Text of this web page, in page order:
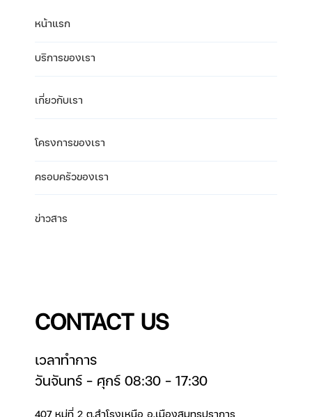
หน้าแรก
บริการของเรา
เกี่ยวกับเรา
โครงการของเรา
ครอบครัวของเรา
ข่าวสาร
CONTACT US
เวลาทำการ
วันจันทร์ – ศุกร์ 08:30 – 17:30
407 หมู่ที่ 2 ต.สำโรงเหนือ อ.เมืองสมุทรปราการ